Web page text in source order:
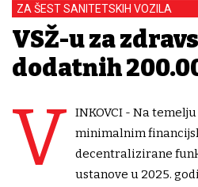
ZA ŠEST SANITETSKIH VOZILA
VSŽ-u za
dodatnih
V
INKOVCI - Na
minimalnim
decentralizirane
ustanove u 2025.